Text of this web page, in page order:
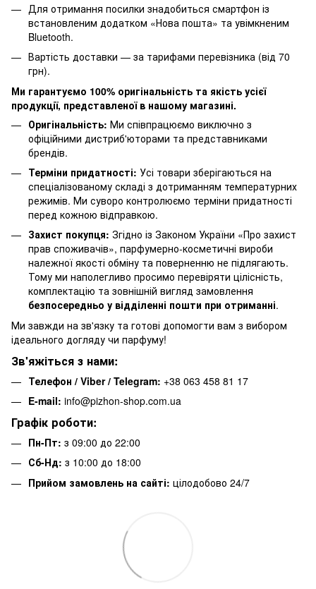
Для отримання посилки знадобиться смартфон із
встановленим додатком «Нова пошта» та увімкненим
Bluetooth.
Вартість доставки — за тарифами перевізника (від 70
грн).
Ми гарантуємо 100% оригінальність та якість усієї
продукції, представленої в нашому магазині.
Оригінальність: Ми співпрацюємо виключно з
офіційними дистриб'юторами та представниками
брендів.
Терміни придатності: Усі товари зберігаються на
спеціалізованому складі з дотриманням температурних
режимів. Ми суворо контролюємо терміни придатності
перед кожною відправкою.
Захист покупця: Згідно із Законом України «Про захист
прав споживачів», парфумерно-косметичні вироби
належної якості обміну та поверненню не підлягають.
Тому ми наполегливо просимо перевіряти цілісність,
комплектацію та зовнішній вигляд замовлення
безпосередньо у відділенні пошти при отриманні.
Ми завжди на зв'язку та готові допомогти вам з вибором
ідеального догляду чи парфуму!
Зв'яжіться з нами:
Телефон / Viber / Telegram: +38 063 458 81 17
E-mail: info@pizhon-shop.com.ua
Графік роботи:
Пн-Пт: з 09:00 до 22:00
Сб-Нд: з 10:00 до 18:00
Прийом замовлень на сайті: цілодобово 24/7